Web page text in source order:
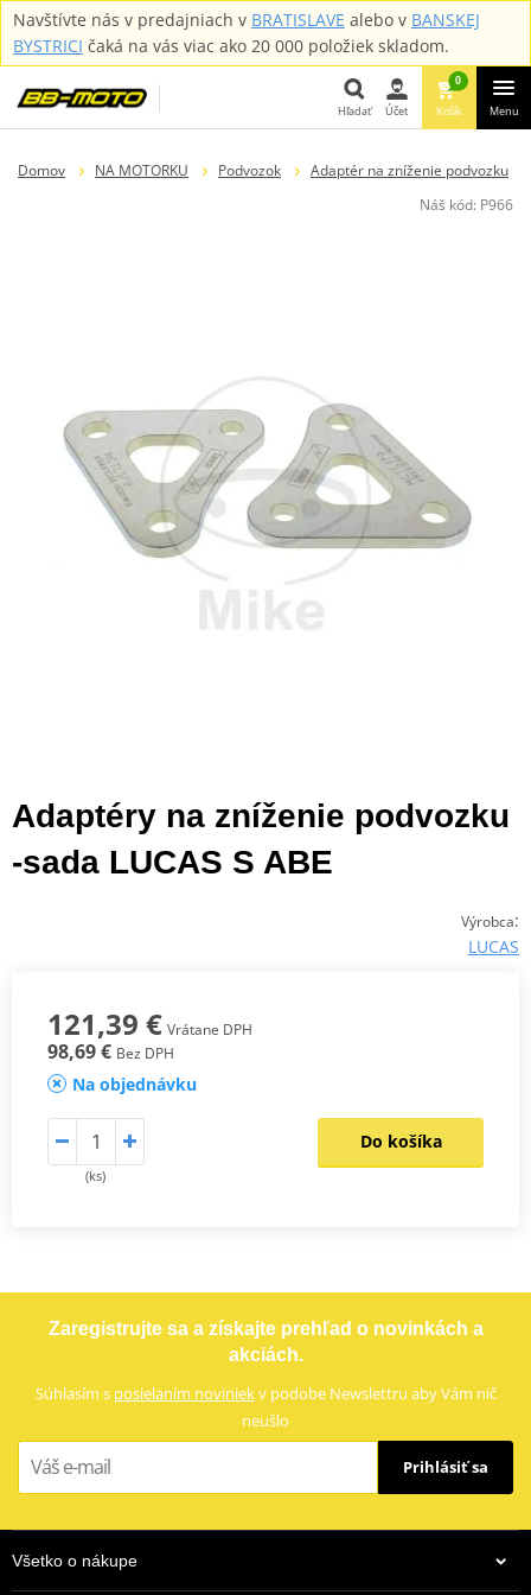
Navštívte nás v predajniach v BRATISLAVE alebo v BANSKEJ
BYSTRICI čaká na vás viac ako 20 000 položiek skladom.
Hľadať
Hľadať Účet
0
Košík Menu
Domov NA MOTORKU Podvozok
Adaptér na zníženie podvozku
Náš kód: P966
Adaptéry na zníženie podvozku
-sada LUCAS S ABE
Výrobca:
LUCAS
121,39 € Vrátane DPH
98,69 € Bez DPH
Na objednávku
(ks)
Do košíka
Zaregistrujte sa a získajte prehľad o novinkách a
akciách.
Súhlasím s posielaním noviniekv podobe Newslettru aby Vám nič
neušlo
Prihlásiť sa
Všetko o nákupe